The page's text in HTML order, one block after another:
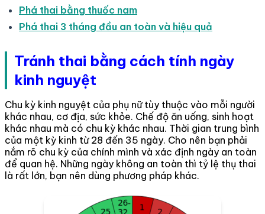
Phá thai bằng thuốc nam
Phá thai 3 tháng đầu an toàn và hiệu quả
Tránh thai bằng cách tính ngày
kinh nguyệt
Chu kỳ kinh nguyệt của phụ nữ tùy thuộc vào mỗi người
khác nhau, cơ địa, sức khỏe. Chế độ ăn uống, sinh hoạt
khác nhau mà có chu kỳ khác nhau. Thời gian trung bình
của một kỳ kinh từ 28 đến 35 ngày. Cho nên bạn phải
nắm rõ chu kỳ của chính mình và xác định ngày an toàn
để quan hệ. Những ngày không an toàn thì tỷ lệ thụ thai
là rất lớn, bạn nên dùng phương pháp khác.